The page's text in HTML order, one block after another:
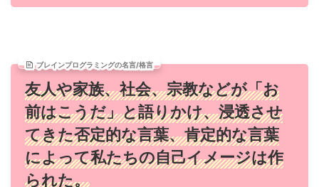
ブレインプログラミングの名言/格言
友人や家族、社会、宗教などが「お
前はこうだ」と語りかけ、浸透させ
てきた否定的な言葉、肯定的な言葉
によって私たちの自己イメージは作
られた。